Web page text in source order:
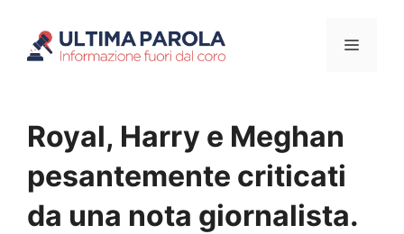
Menu
Royal, Harry e Meghan
pesantemente criticati
da una nota giornalista.